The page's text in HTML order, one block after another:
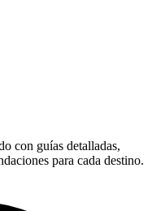
con guías detalladas,
para cada destino.